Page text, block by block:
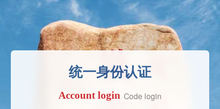
统一身份认证
Account login Code login